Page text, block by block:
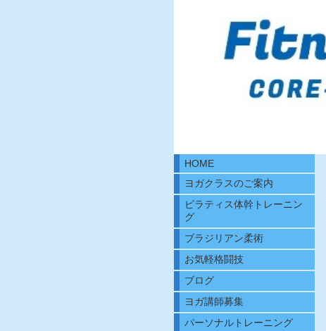
HOME
ヨガクラスのご案内
ピラティス体幹トレーニン
グ
ブラジリアン柔術
お気軽格闘技
ブログ
ヨガ講師募集
パーソナルトレーニング